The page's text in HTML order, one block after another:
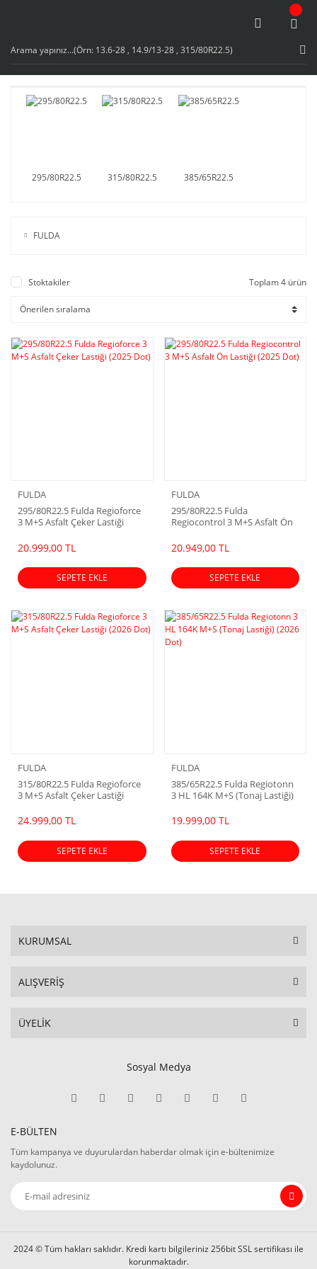
295/80R22.5 315/80R22.5 385/65R22.5
FULDA
Stoktakiler Toplam 4 ürün
FULDA
295/80R22.5 Fulda Regioforce
3 M+S Asfalt Çeker Lastiği
20.999,00 TL
SEPETE EKLE
FULDA
295/80R22.5 Fulda
Regiocontrol 3 M+S Asfalt Ön
20.949,00 TL
SEPETE EKLE
FULDA
315/80R22.5 Fulda Regioforce
3 M+S Asfalt Çeker Lastiği
24.999,00 TL
SEPETE EKLE
FULDA
385/65R22.5 Fulda Regiotonn
3 HL 164K M+S (Tonaj Lastiği)
19.999,00 TL
SEPETE EKLE
KURUMSAL
ALIŞVERİŞ
ÜYELİK
Sosyal Medya
E-BÜLTEN
Tüm kampanya ve duyurulardan haberdar olmak için e-bültenimize
kaydolunuz.
2024 © Tüm hakları saklıdır. Kredi kartı bilgileriniz 256bit SSL sertifikası ile
korunmaktadır.